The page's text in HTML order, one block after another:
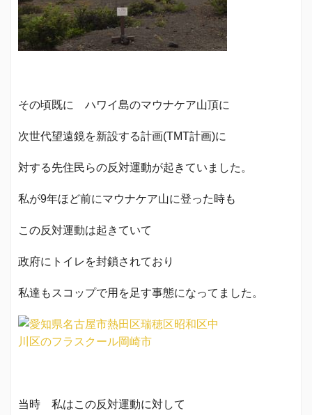
その頃既に ハワイ島のマウナケア山頂に
次世代望遠鏡を新設する計画(TMT計画)に
対する先住民らの反対運動が起きていました。
私が9年ほど前にマウナケア山に登った時も
この反対運動は起きていて
政府にトイレを封鎖されており
私達もスコップで用を足す事態になってました。
当時 私はこの反対運動に対して